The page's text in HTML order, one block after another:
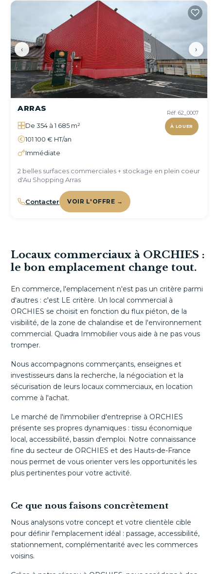
‹ ›
Réf. 62_0007
À LOUER
ARRAS
De 354 à 1 685 m²
101 100 € HT/an
Immédiate
2 belles surfaces commerciales + stockage en plein coeur
d'Au Shopping Arras
Contacter VOIR L'OFFRE →
Locaux commerciaux à ORCHIES :
le bon emplacement change tout.
En commerce, l'emplacement n'est pas un critère parmi
d'autres : c'est LE critère. Un local commercial à
ORCHIES se choisit en fonction du flux piéton, de la
visibilité, de la zone de chalandise et de l'environnement
commercial. Quadra Immobilier vous aide à ne pas vous
tromper.
Nous accompagnons commerçants, enseignes et
investisseurs dans la recherche, la négociation et la
sécurisation de leurs locaux commerciaux, en location
comme à l'achat.
Le marché de l'immobilier d'entreprise à ORCHIES
présente ses propres dynamiques : tissu économique
local, accessibilité, bassin d'emploi. Notre connaissance
fine du secteur de ORCHIES et des Hauts-de-France
nous permet de vous orienter vers les opportunités les
plus pertinentes pour votre activité.
Ce que nous faisons concrètement
Nous analysons votre concept et votre clientèle cible
pour définir l'emplacement idéal : passage, accessibilité,
stationnement, complémentarité avec les commerces
voisins.